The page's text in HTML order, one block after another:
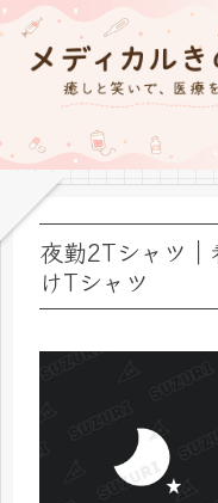
夜勤2Tシャツ
けTシャツ